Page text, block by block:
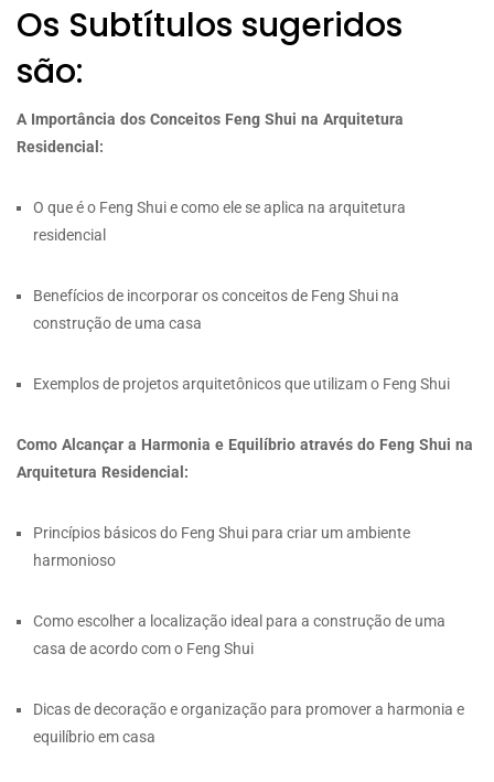
Os Subtítulos sugeridos
são:
A Importância dos Conceitos Feng Shui na Arquitetura
Residencial:
O que é o Feng Shui e como ele se aplica na arquitetura
residencial
Benefícios de incorporar os conceitos de Feng Shui na
construção de uma casa
Exemplos de projetos arquitetônicos que utilizam o Feng Shui
Como Alcançar a Harmonia e Equilíbrio através do Feng Shui na
Arquitetura Residencial:
Princípios básicos do Feng Shui para criar um ambiente
harmonioso
Como escolher a localização ideal para a construção de uma
casa de acordo com o Feng Shui
Dicas de decoração e organização para promover a harmonia e
equilíbrio em casa